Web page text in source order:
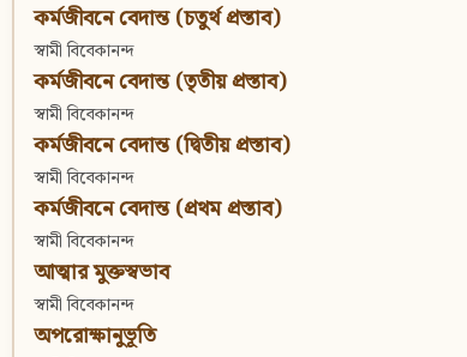
কর্মজীবনে বেদান্ত (চতুর্থ প্রস্তাব)
স্বামী বিবেকানন্দ
কর্মজীবনে বেদান্ত (তৃতীয় প্রস্তাব)
স্বামী বিবেকানন্দ
কর্মজীবনে বেদান্ত (দ্বিতীয় প্রস্তাব)
স্বামী বিবেকানন্দ
কর্মজীবনে বেদান্ত (প্রথম প্রস্তাব)
স্বামী বিবেকানন্দ
আত্মার মুক্তস্বভাব
স্বামী বিবেকানন্দ
অপরোক্ষানুভূতি